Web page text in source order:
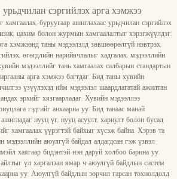
сэргийлэх арга хэмжээ
буруугаар ашиглахаас урьдчилан сэргийлэх
цахим болон журмын хамгаалалтыг хэрэгжүүлдэг.
хэмжээнд таны мэдээлэлд зөвшөөрөлгүй нэвтрэх,
өгөгдлийн нарийвчлалыг хадгалах, мэдээллийн
мэдээллийг тань хамгаалах салбарын стандартын
арга хэмжээ багтдаг. Бид таны хувийн
үзүүлэхэд ийм мэдээлэл шаардлагатай ажилтан
эрхийг хязгаарладаг. Хувийн мэдээллээ
гэдгийг анхаарна уу. Бид танаас манай
нууц үг, нууц асуулт, хариулт болон бусад
хамгаалах үүрэгтэй байхыг хүсэж байна. Хэрэв та
мэдээллийн аюулгүй байдал алдагдсан гэж үзвэл
хаягаар бидэнтэй нэн даруй холбоо барина уу.
үл харгалзан ямар ч аюулгүй байдлын систем
уу. Аюулгүй байдлын зөрчил гарсан тохиолдолд